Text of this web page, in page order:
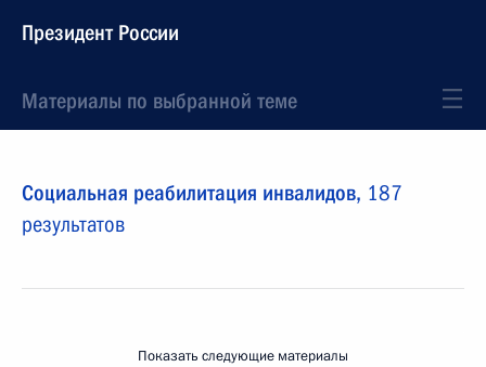
Президент России
Материалы по выбранной теме
Социальная реабилитация инвалидов, 187
результатов
Показать следующие материалы